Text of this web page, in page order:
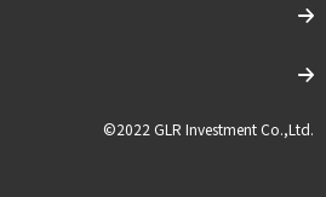
©2022 GLR Investment Co.,Ltd.